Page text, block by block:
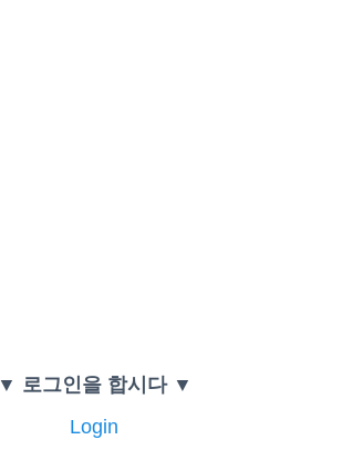
▼ 로그인을 합시다 ▼
Login